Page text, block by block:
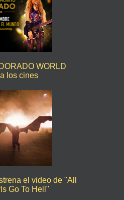
WORLD
los cines
el video de "All
Go To Hell"